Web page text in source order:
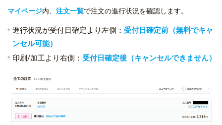
マイページ内、 注文一覧で注文の進行状況を確認します。
進行状況が受付日確定より左側： 受付日確定前（無料でキャ
ンセル可能）
印刷/加工より右側： 受付日確定後（キャンセルできません）